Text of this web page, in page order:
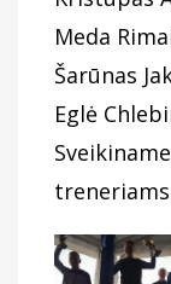
Meda
Šarūnas
Eglė